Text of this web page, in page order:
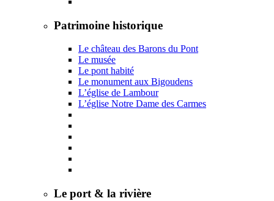
Patrimoine historique
Le château des Barons du Pont
Le musée
Le pont habité
Le monument aux Bigoudens
L’église de Lambour
L’église Notre Dame des Carmes
Le port & la rivière